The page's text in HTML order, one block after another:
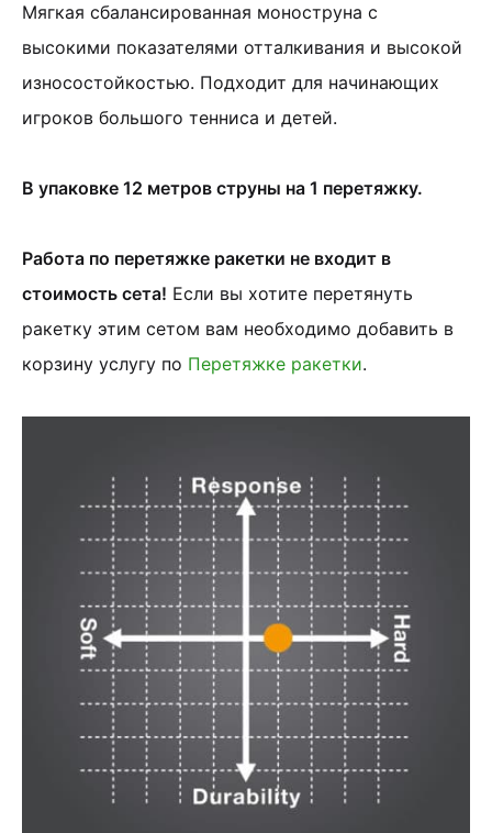
Мягкая сбалансированная моноструна с
высокими показателями отталкивания и высокой
износостойкостью. Подходит для начинающих
игроков большого тенниса и детей.
В упаковке 12 метров струны на 1 перетяжку.
Работа по перетяжке ракетки не входит в
стоимость сета! Если вы хотите перетянуть
ракетку этим сетом вам необходимо добавить в
корзину услугу по Перетяжке ракетки.